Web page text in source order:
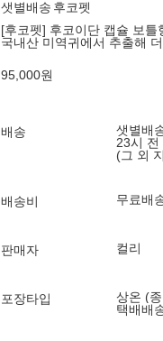
샛별배송 후코펫
[후코펫] 후코이단 캡슐 보틀
국내산 미역귀에서 추출해
95,000원
배송
샛별배
23시 전
(그 외
배송비 무료배
판매자 컬리
포장타입
상온 (
택배배